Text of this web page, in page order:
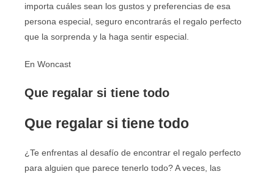
importa cuáles sean los gustos y preferencias de esa
persona especial, seguro encontrarás el regalo perfecto
que la sorprenda y la haga sentir especial.
En Woncast
Que regalar si tiene todo
Que regalar si tiene todo
¿Te enfrentas al desafío de encontrar el regalo perfecto
para alguien que parece tenerlo todo? A veces, las